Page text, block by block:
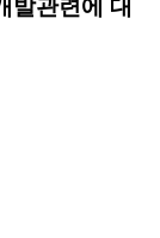
발관련에 대